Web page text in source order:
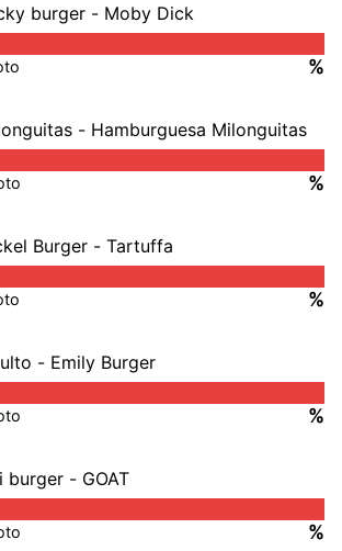
burger - Moby Dick
%
- Hamburguesa Milonguitas
%
Burger - Tartuffa
%
- Emily Burger
%
burger - GOAT
%